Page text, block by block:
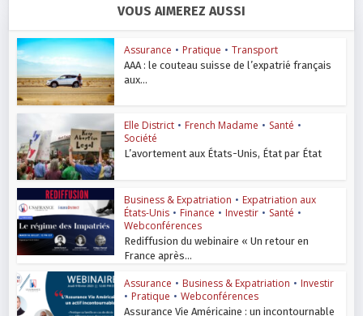
VOUS AIMEREZ AUSSI
Assurance • Pratique • Transport
AAA : le couteau suisse de l’expatrié français
aux...
Elle District • French Madame • Santé •
Société
L’avortement aux États-Unis, État par État
Business & Expatriation • Expatriation aux
États-Unis • Finance • Investir • Santé •
Webconférences
Rediffusion du webinaire « Un retour en
France après...
Assurance • Business & Expatriation • Investir
• Pratique • Webconférences
Assurance Vie Américaine : un incontournable